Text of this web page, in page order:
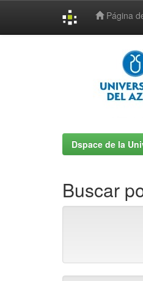
Página
Dspace de la
Buscar